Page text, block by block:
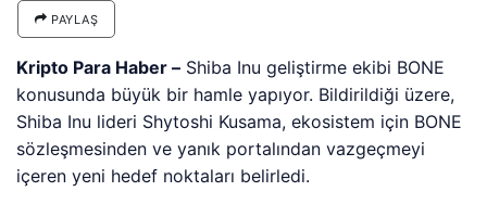
PAYLAŞ
Kripto Para Haber – Shiba Inu geliştirme ekibi BONE
konusunda büyük bir hamle yapıyor. Bildirildiği üzere,
Shiba Inu lideri Shytoshi Kusama, ekosistem için BONE
sözleşmesinden ve yanık portalından vazgeçmeyi
içeren yeni hedef noktaları belirledi.